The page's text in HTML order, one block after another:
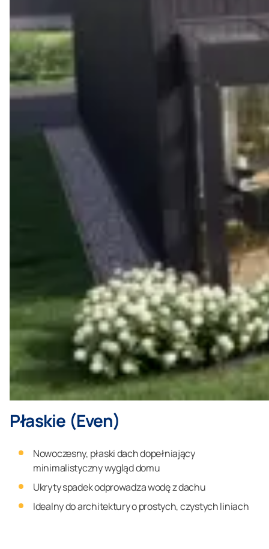
Płaskie (Even)
Nowoczesny, płaski dach dopełniający
minimalistyczny wygląd domu
Ukryty spadek odprowadza wodę z dachu
Idealny do architektury o prostych, czystych liniach